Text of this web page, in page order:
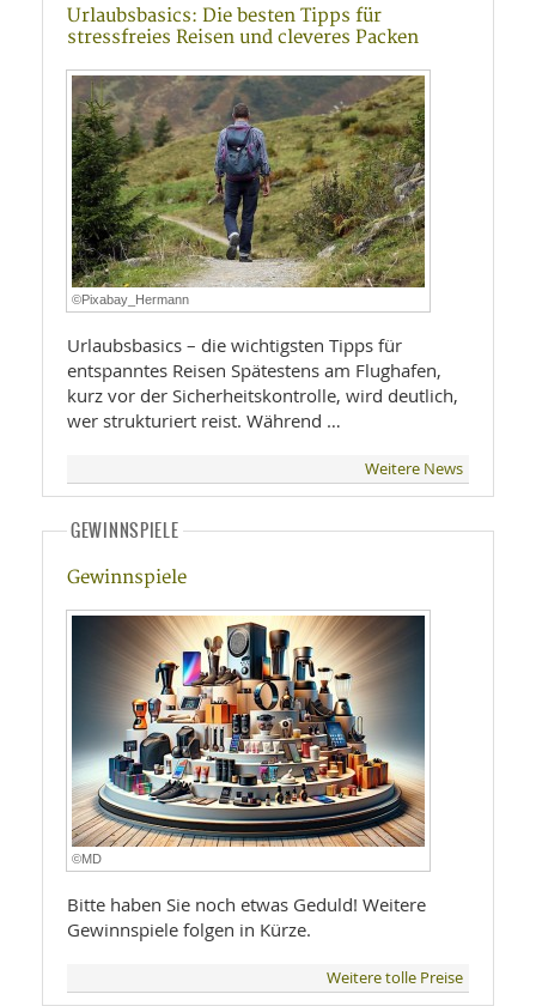
Urlaubsbasics: Die besten Tipps für
stressfreies Reisen und cleveres Packen
©Pixabay_Hermann
Urlaubsbasics – die wichtigsten Tipps für
entspanntes Reisen Spätestens am Flughafen,
kurz vor der Sicherheitskontrolle, wird deutlich,
wer strukturiert reist. Während …
Weitere News
GEWINNSPIELE
Gewinnspiele
©MD
Bitte haben Sie noch etwas Geduld! Weitere
Gewinnspiele folgen in Kürze.
Weitere tolle Preise